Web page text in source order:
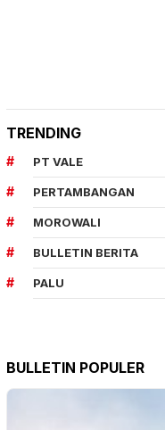
TRENDING
PT VALE
PERTAMBANGAN
MOROWALI
BULLETIN BERITA
PALU
BULLETIN POPULER